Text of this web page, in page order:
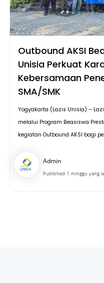
Outbound AKSI
Unisia Perkuat
Kebersamaan
SMA/SMK
Yogyakarta (Lazis Unisia) –
melalui Program Beasiswa
kegiatan Outbound AKSI bagi
Admin
Published 1 minggu yang